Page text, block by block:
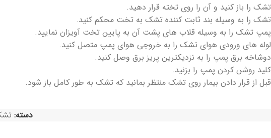
تشک را باز کنید و آن را روی تخته قرار دهید.
تشک را به وسیله بند ثابت کننده تشک به تخت محکم کنید.
پمپ تشک را به وسیله قلاب های پشت آن به پایین تخت آویزان نمایید.
لوله های ورودی هوای تشک را به خروجی هوای پمپ متصل کنید.
دوشاخه برق پمپ را به نزدیکترین پریز برق وصل کنید.
کلید روشن کردن پمپ را بزنید.
قبل از قرار دادن بیمار روی تشک منتظر بمانید که تشک به طور کامل باز شود.
دسته: